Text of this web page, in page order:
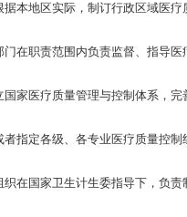
地区实际，制订行政区域医疗
职责范围内负责监督、指导医
医疗质量管理与控制体系，完
定各级、各专业医疗质量控制
国家卫生计生委指导下，负责制